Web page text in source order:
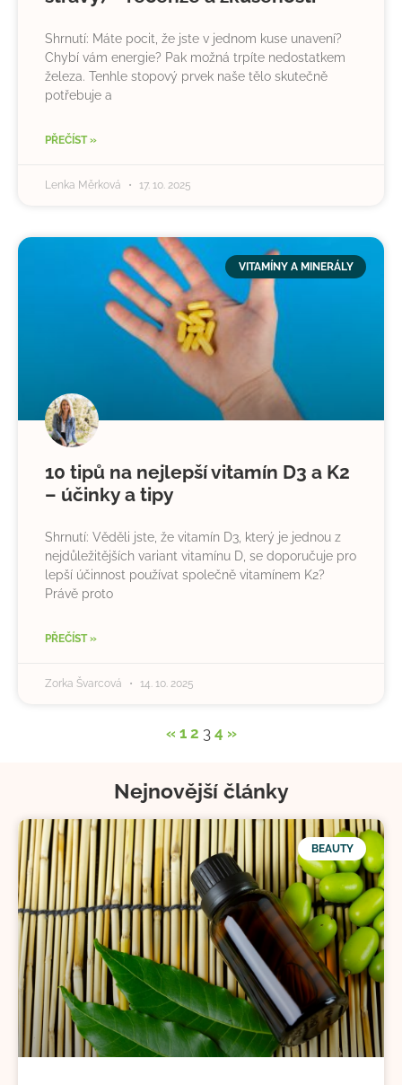
Shrnutí: Máte pocit, že jste v jednom kuse unavení?
Chybí vám energie? Pak možná trpíte nedostatkem
železa. Tenhle stopový prvek naše tělo skutečně
potřebuje a
PŘEČÍST »
Lenka Měrková 17. 10. 2025
VITAMÍNY A MINERÁLY
10 tipů na nejlepší vitamín D3 a K2
– účinky a tipy
Shrnutí: Věděli jste, že vitamín D3, který je jednou z
nejdůležitějších variant vitamínu D, se doporučuje pro
lepší účinnost používat společně vitamínem K2?
Právě proto
PŘEČÍST »
Zorka Švarcová 14. 10. 2025
« 1 2 3 4 »
Nejnovější články
BEAUTY